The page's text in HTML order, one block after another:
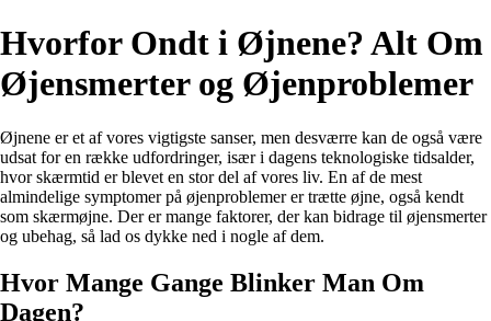
Hvorfor Ondt i Øjnene? Alt Om
Øjensmerter og Øjenproblemer
Øjnene er et af vores vigtigste sanser, men desværre kan de også være
udsat for en række udfordringer, især i dagens teknologiske tidsalder,
hvor skærmtid er blevet en stor del af vores liv. En af de mest
almindelige symptomer på øjenproblemer er trætte øjne, også kendt
som skærmøjne. Der er mange faktorer, der kan bidrage til øjensmerter
og ubehag, så lad os dykke ned i nogle af dem.
Hvor Mange Gange Blinker Man Om
Dagen?